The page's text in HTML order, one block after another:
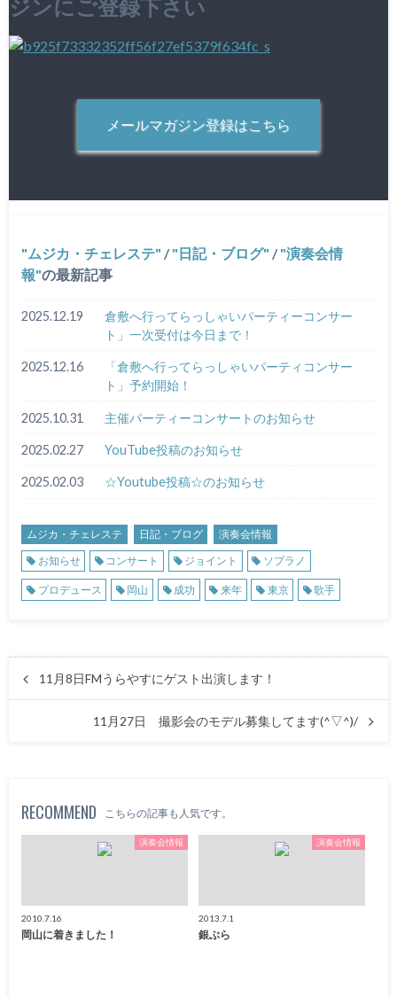
ジンにご登録下さい
メールマガジン登録はこちら
ムジカ・チェレステ / 日記・ブログ / 演奏会情
報 の最新記事
2025.12.19
倉敷へ行ってらっしゃいパーティーコンサー
ト」一次受付は今日まで！
2025.12.16
「倉敷へ行ってらっしゃいパーティコンサー
ト」予約開始！
2025.10.31 主催パーティーコンサートのお知らせ
2025.02.27 YouTube投稿のお知らせ
2025.02.03 ☆Youtube投稿☆のお知らせ
ムジカ・チェレステ 日記・ブログ
演奏会情報
お知らせ
コンサート ジョイント ソプラノ
プロデュース 岡山 成功 来年 東京 歌手
11月8日FMうらやすにゲスト出演します！
11月27日 撮影会のモデル募集してます(^▽^)/
RECOMMEND こちらの記事も人気です。
演奏会情報
2010.7.16
岡山に着きました！
演奏会情報
2013.7.1
銀ぶら